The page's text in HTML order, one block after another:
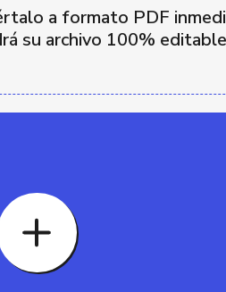
a formato PDF
su archivo 100% editable